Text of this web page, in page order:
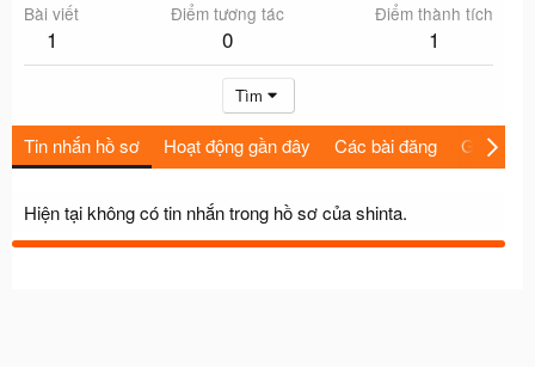
Bài viết
1
Điểm tương tác
0
Điểm thành tích
1
Tìm
Tin nhắn hồ sơ Hoạt động gần đây Các bài đăng Giới thiệu
Hiện tại không có tin nhắn trong hồ sơ của shinta.